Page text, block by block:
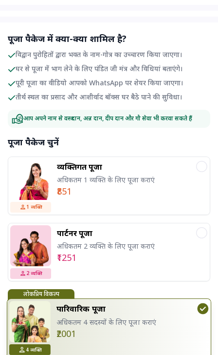
पूजा पैकेज में क्या-क्या शामिल है?
विद्वान पुरोहितों द्वारा भक्त के नाम-गोत्र का उच्चारण किया जाएगा।
घर से पूजा में भाग लेने के लिए पंडित जी मंत्र और विधियां बताएंगे।
पूरी पूजा का वीडियो आपको WhatsApp पर शेयर किया जाएगा।
तीर्थ स्थल का प्रसाद और आशीर्वाद बॉक्स घर बैठे पाने की सुविधा।
आप अपने नाम से वस्त्र दान, अन्न दान, दीप दान और गौ सेवा भी करवा सकते हैं
पूजा पैकेज चुनें
1 व्यक्ति
व्यक्तिगत पूजा
अधिकतम 1 व्यक्ति के लिए पूजा कराएं
₹851
2 व्यक्ति
पार्टनर पूजा
अधिकतम 2 व्यक्ति के लिए पूजा कराएं
₹1251
लोकप्रिय विकल्प
4 व्यक्ति
पारिवारिक पूजा
अधिकतम 4 सदस्यों के लिए पूजा कराएं
₹2001